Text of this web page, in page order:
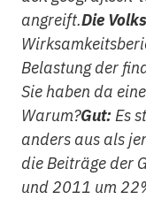
angreift.Die
Belastung der
Sie haben da
Warum?Gut:Es
anders aus als
die Beiträge der
und 2011 um